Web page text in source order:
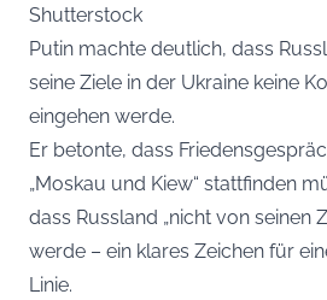
Shutterstock
Putin machte deutlich, dass
seine Ziele in der Ukraine keine
eingehen werde.
Er betonte, dass
„Moskau und Kiew“ stattfinden
dass Russland „nicht von seinen
werde – ein klares Zeichen für
Linie.